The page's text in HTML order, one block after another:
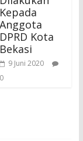
Kepada
Anggota
DPRD Kota
Bekasi
9 Juni 2020
0